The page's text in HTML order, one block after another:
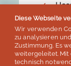
Diese Webseite
Wir verwenden
zu analysieren
Zustimmung. Es
weitergeleitet. Mit
technisch